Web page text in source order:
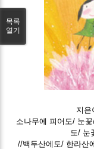
지은
소나무에 피어도/ 눈
도/ 눈
//백두산에도/ 한라산
목록
열기